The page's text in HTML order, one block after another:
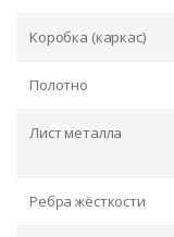
Коробка (каркас)
Полотно
Лист металла
Ребра жёсткости